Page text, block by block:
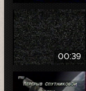
00:39